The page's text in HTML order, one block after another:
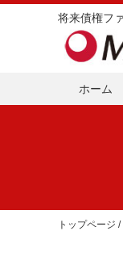
ホーム
トップページ /